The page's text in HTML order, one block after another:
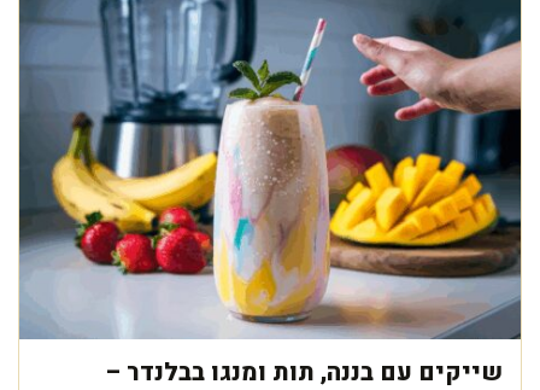
שייקים עם בננה, תות ומנגו בבלנדר –